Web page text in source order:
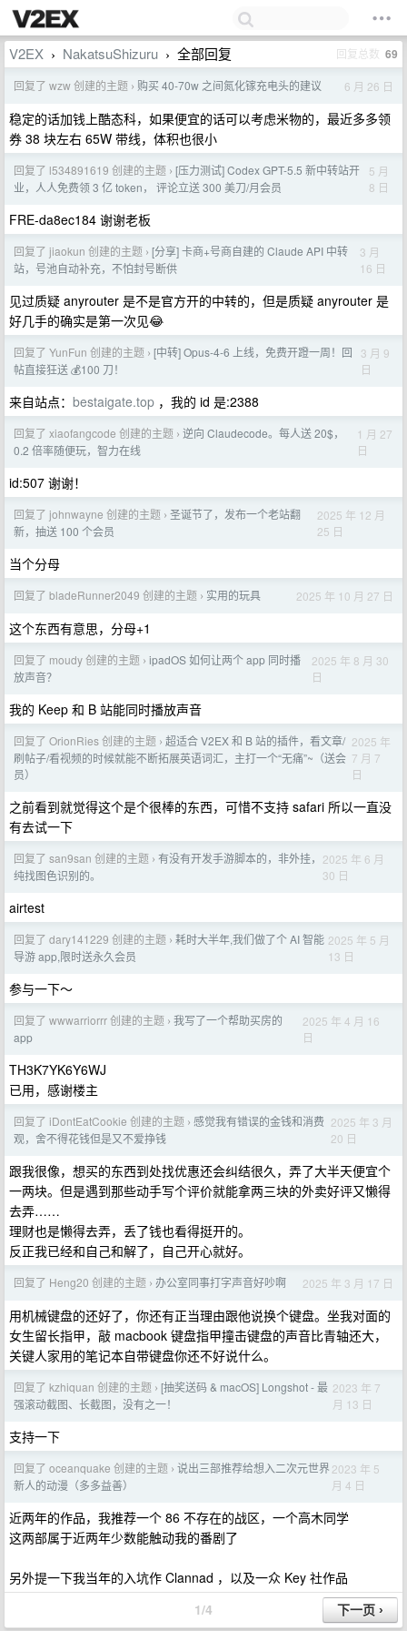
V2EX › NakatsuShizuru › 全部回复 回复总数 69
回复了 wzw 创建的主题 › 购买 40-70w 之间氮化镓充电头的建议 6 月 26 日
稳定的话加钱上酷态科，如果便宜的话可以考虑米物的，最近多多领
券 38 块左右 65W 带线，体积也很小
回复了 l534891619 创建的主题 › [压力测试] Codex GPT-5.5 新中转站开
业，人人免费领 3 亿 token， 评论立送 300 美刀/月会员
5 月
8 日
FRE-da8ec184 谢谢老板
回复了 jiaokun 创建的主题 › [分享] 卡商+号商自建的 Claude API 中转
站，号池自动补充，不怕封号断供
3 月
16 日
见过质疑 anyrouter 是不是官方开的中转的，但是质疑 anyrouter 是
好几手的确实是第一次见😂
回复了 YunFun 创建的主题 › [中转] Opus-4-6 上线，免费开蹬一周！回
帖直接狂送 💰100 刀！
3 月 9
日
来自站点： bestaigate.top ，我的 id 是:2388
回复了 xiaofangcode 创建的主题 › 逆向 Claudecode。每人送 20$，
0.2 倍率随便玩，智力在线
1 月 27
日
id:507 谢谢！
回复了 johnwayne 创建的主题 › 圣诞节了，发布一个老站翻
新，抽送 100 个会员
2025 年 12 月
25 日
当个分母
回复了 bladeRunner2049 创建的主题 › 实用的玩具 2025 年 10 月 27 日
这个东西有意思，分母+1
回复了 moudy 创建的主题 › ipadOS 如何让两个 app 同时播
放声音？
2025 年 8 月 30
日
我的 Keep 和 B 站能同时播放声音
回复了 OrionRies 创建的主题 › 超适合 V2EX 和 B 站的插件，看文章/
刷帖子/看视频的时候就能不断拓展英语词汇，主打一个“无痛”~（送会
员）
2025 年
7 月 7
日
之前看到就觉得这个是个很棒的东西，可惜不支持 safari 所以一直没
有去试一下
回复了 san9san 创建的主题 › 有没有开发手游脚本的，非外挂，
纯找图色识别的。
2025 年 6 月
30 日
airtest
回复了 dary141229 创建的主题 › 耗时大半年,我们做了个 AI 智能
导游 app,限时送永久会员
2025 年 5 月
13 日
参与一下～
回复了 wwwarriorrr 创建的主题 › 我写了一个帮助买房的
app
2025 年 4 月 16
日
TH3K7YK6Y6WJ
已用，感谢楼主
回复了 iDontEatCookie 创建的主题 › 感觉我有错误的金钱和消费
观，舍不得花钱但是又不爱挣钱
2025 年 3 月
20 日
跟我很像，想买的东西到处找优惠还会纠结很久，弄了大半天便宜个
一两块。但是遇到那些动手写个评价就能拿两三块的外卖好评又懒得
去弄……
理财也是懒得去弄，丢了钱也看得挺开的。
反正我已经和自己和解了，自己开心就好。
回复了 Heng20 创建的主题 › 办公室同事打字声音好吵啊 2025 年 3 月 17 日
用机械键盘的还好了，你还有正当理由跟他说换个键盘。坐我对面的
女生留长指甲，敲 macbook 键盘指甲撞击键盘的声音比青轴还大，
关键人家用的笔记本自带键盘你还不好说什么。
回复了 kzhiquan 创建的主题 › [抽奖送码 & macOS] Longshot - 最
强滚动截图、长截图，没有之一！
2023 年 7
月 13 日
支持一下
回复了 oceanquake 创建的主题 › 说出三部推荐给想入二次元世界
新人的动漫（多多益善）
2023 年 5
月 4 日
近两年的作品，我推荐一个 86 不存在的战区，一个高木同学
这两部属于近两年少数能触动我的番剧了
另外提一下我当年的入坑作 Clannad ，以及一众 Key 社作品
1/4